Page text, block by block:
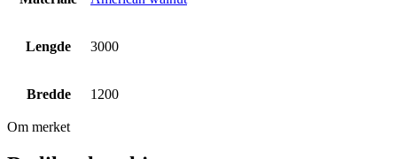
Lengde 3000
Bredde 1200
Om merket